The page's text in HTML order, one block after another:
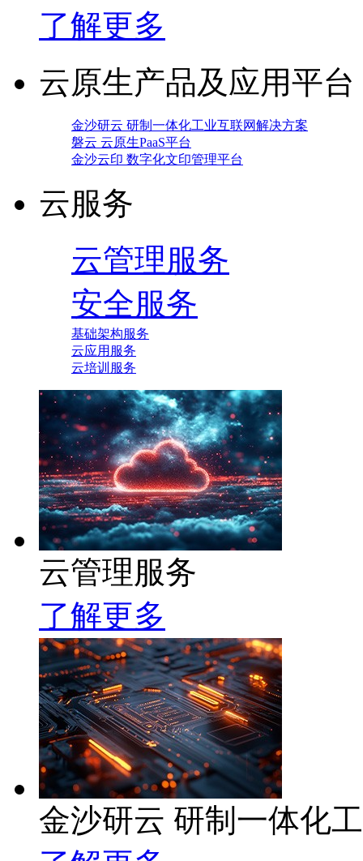
了解更多
云原生产品及应用平台
金沙研云 研制一体化工业互联网解决方案
磐云 云原生PaaS平台
金沙云印 数字化文印管理平台
云服务
云管理服务
安全服务
基础架构服务
云应用服务
云培训服务
云管理服务
了解更多
金沙研云 研制一体化